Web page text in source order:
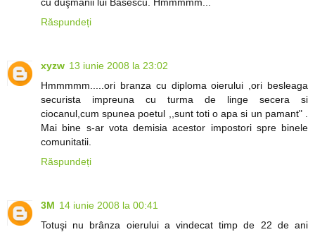
Răspundeți
xyzw 13 iunie 2008 la 23:02
Hmmmmm.....ori branza cu diploma oierului ,ori besleaga
securista impreuna cu turma de linge secera si
ciocanul,cum spunea poetul ,,sunt toti o apa si un pamant" .
Mai bine s-ar vota demisia acestor impostori spre binele
comunitatii.
Răspundeți
3M 14 iunie 2008 la 00:41
Totuşi nu brânza oierului a vindecat timp de 22 de ani